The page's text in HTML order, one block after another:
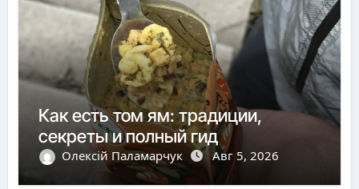
Как есть том ям: традиции,
секреты и полный гид
Олексій Паламарчук Авг 5, 2026